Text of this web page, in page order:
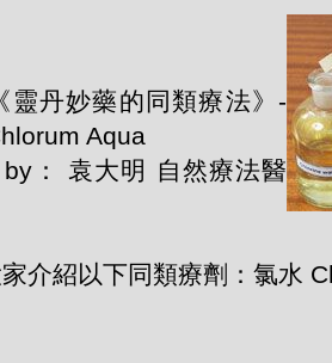
靈丹妙藥的同類療法》-
Aqua
： 袁大明 自然療法醫
介紹以下同類療劑：氯水